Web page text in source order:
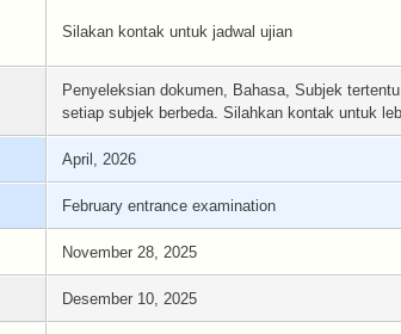
Silakan kontak untuk jadwal ujian
Penyeleksian dokumen, Bahasa, Subjek
setiap subjek berbeda. Silahkan kontak untuk
April, 2026
February entrance examination
November 28, 2025
Desember 10, 2025